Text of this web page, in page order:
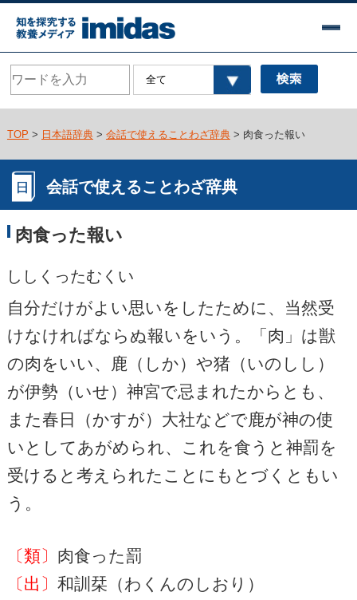
TOP > 日本語辞典> 会話で使えることわざ辞典> 肉食った報い
会話で使えることわざ辞典
肉食った報い
ししくったむくい
自分だけがよい思いをしたために、当然受
けなければならぬ報いをいう。「肉」は獣
の肉をいい、鹿（しか）や猪（いのしし）
が伊勢（いせ）神宮で忌まれたからとも、
また春日（かすが）大社などで鹿が神の使
いとしてあがめられ、これを食うと神罰を
受けると考えられたことにもとづくともい
う。
〔類〕 肉食った罰
〔出〕 和訓栞（わくんのしおり）